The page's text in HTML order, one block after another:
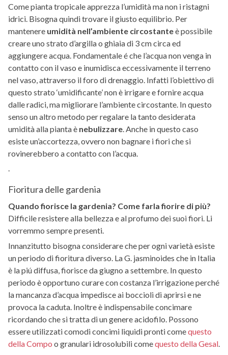
Come pianta tropicale apprezza l’umidità ma non i ristagni
idrici. Bisogna quindi trovare il giusto equilibrio. Per
mantenere umidità nell’ambiente circostanteè possibile
creare uno strato d’argilla o ghiaia di 3 cm circa ed
aggiungere acqua. Fondamentale é che l’acqua non venga in
contatto con il vaso e inumidisca eccessivamente il terreno
nel vaso, attraverso il foro di drenaggio. Infatti l’obiettivo di
questo strato ‘umidificante’ non è irrigare e fornire acqua
dalle radici, ma migliorare l’ambiente circostante. In questo
senso un altro metodo per regalare la tanto desiderata
umidità alla pianta è nebulizzare. Anche in questo caso
esiste un’accortezza, ovvero non bagnare i fiori che si
rovinerebbero a contatto con l’acqua.
.
Fioritura delle gardenia
Quando fiorisce la gardenia? Come farla fiorire di più?
Difficile resistere alla bellezza e al profumo dei suoi fiori. Li
vorremmo sempre presenti.
Innanzitutto bisogna considerare che per ogni varietà esiste
un periodo di fioritura diverso. La G. jasminoides che in Italia
è la piú diffusa, fiorisce da giugno a settembre. In questo
periodo è opportuno curare con costanza l’irrigazione perché
la mancanza d’acqua impedisce ai boccioli di aprirsi e ne
provoca la caduta. Inoltre è indispensabile concimare
ricordando che si tratta di un genere acidofilo. Possono
essere utilizzati comodi concimi liquidi pronti comequesto
della Compo o granulari idrosolubili comequesto della Gesal